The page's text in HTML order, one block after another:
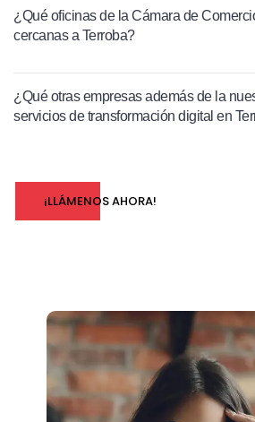
¿Qué oficinas de la Cámara de
cercanas a Terroba?
¿Qué otras empresas además de la
servicios de transformación digital en
¡LLÁMENOS AHORA!